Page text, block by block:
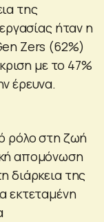
της
ήταν η
Zers (62%)
με το 47%
έρευνα.
ρόλο στη ζωή
απομόνωση
διάρκεια της
εκτεταμένη